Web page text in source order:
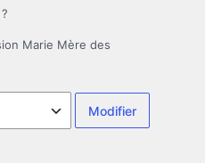
Marie Mère des